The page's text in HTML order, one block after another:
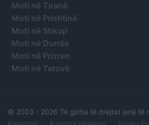
Moti në Tiranë
Moti në Prishtinë
Moti në Shkup
Moti në Durrës
Moti në Prizren
Moti në Tetovë
© 2003 - 2026 Të gjitha të drejtat janë të
Kontaktoni Kushtet e Përdorimit Privacy